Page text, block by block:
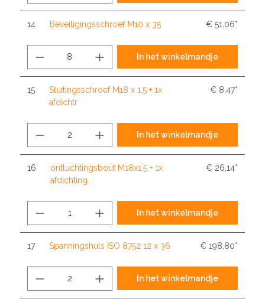
14 Beveiligingsschroef M10 x 35 € 51,06*
In het winkelmandje
15
Sluitingsschroef M18 x 1,5 + 1x
afdichtr
€ 8,47*
In het winkelmandje
16
ontluchtingsbout M18x1.5 + 1x
afdichting
€ 26,14*
In het winkelmandje
17 Spanningshuls ISO 8752 12 x 36 € 198,80*
In het winkelmandje